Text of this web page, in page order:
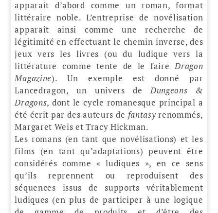
apparaît d’abord comme un roman, format
littéraire noble. L’entreprise de novélisation
apparaît ainsi comme une recherche de
légitimité en effectuant le chemin inverse, des
jeux vers les livres (ou du ludique vers la
littérature comme tente de le faireDragon
Magazine). Un exemple est donné par
Lancedragon, un univers deDungeons &
Dragons, dont le cycle romanesque principal a
été écrit par des auteurs de fantasy renommés,
Margaret Weis et Tracy Hickman.
Les romans (en tant que novélisations) et les
films (en tant qu’adaptations) peuvent être
considérés comme « ludiques », en ce sens
qu’ils reprennent ou reproduisent des
séquences issus de supports véritablement
ludiques (en plus de participer à une logique